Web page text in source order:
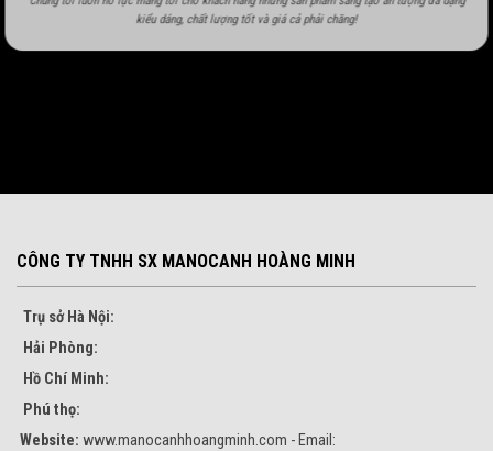
kiểu dáng, chất lượng tốt và giá cả phải chăng!
CÔNG TY TNHH SX MANOCANH HOÀNG MINH
Trụ sở Hà Nội:
Hải Phòng:
Hồ Chí Minh:
Phú thọ:
Website: www.manocanhhoangminh.com - Email: